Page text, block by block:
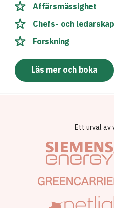
Affärsmässighet
Chefs- och
Forskning
Läs mer och boka
Ett urval av